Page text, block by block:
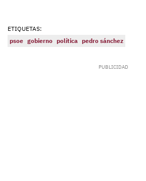
ETIQUETAS:
psoe gobierno política pedro sánchez